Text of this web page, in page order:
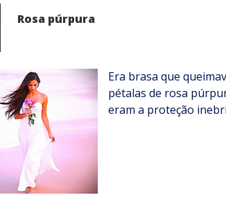
Rosa púrpura
Era brasa que
pétalas de rosa
eram a proteção